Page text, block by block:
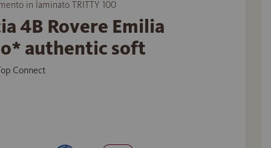
in laminato TRITTY 100
4B Rovere Emilia
authentic soft
Connect